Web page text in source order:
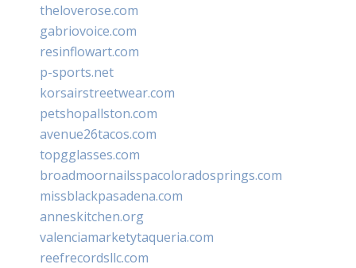
theloverose.com
gabriovoice.com
resinflowart.com
p-sports.net
korsairstreetwear.com
petshopallston.com
avenue26tacos.com
topgglasses.com
broadmoornailsspacoloradosprings.com
missblackpasadena.com
anneskitchen.org
valenciamarketytaqueria.com
reefrecordsllc.com